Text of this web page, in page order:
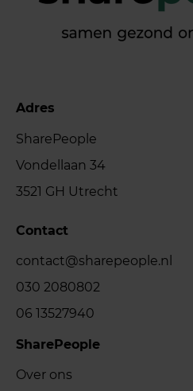
Adres
SharePeople
Vondellaan 34
3521 GH Utrecht
Contact
contact@sharepeople.nl
030 2080802
06 13527940
SharePeople
Over ons